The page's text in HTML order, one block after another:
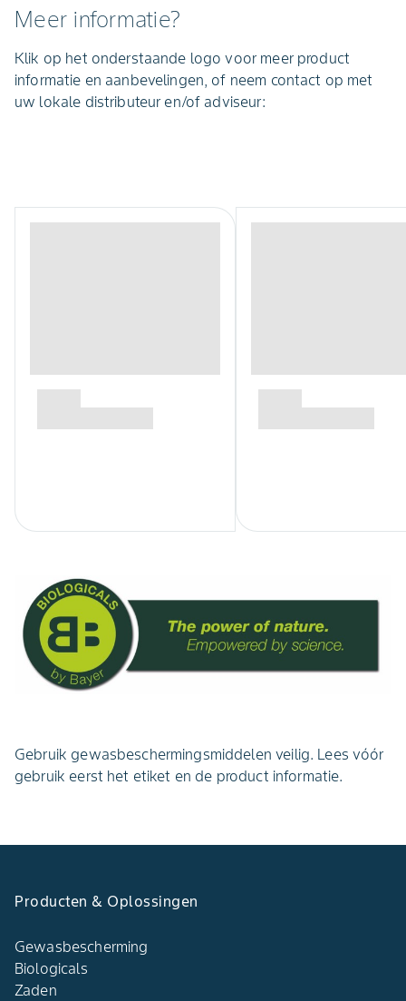
Meer informatie?
Klik op het onderstaande logo voor meer product
informatie en aanbevelingen, of neem contact op met
uw lokale distributeur en/of adviseur:
Gebruik gewasbeschermingsmiddelen veilig. Lees vóór
gebruik eerst het etiket en de product informatie.
Producten & Oplossingen
Gewasbescherming
Biologicals
Zaden